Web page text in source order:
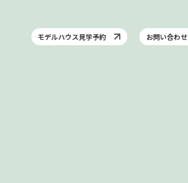
モデルハウス見学予約 お問い合わせ